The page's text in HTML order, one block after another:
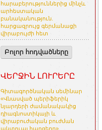
հարաբերություններից մինչև
արհեստական
բանականություն.
հարցազրույց գերմանացի
վիրաբույժի հետ
Բոլոր հոդվածները
ՎԵՐՋԻՆ ԼՈՒՐԵՐԸ
Գիտագործնական սեմինար
«Վնասված պերիֆերիկ
նյարդերի ժամանակակից
դիագնոստիկայի և
վիրաբուժական բուժման
ակտուալ հարցերը»